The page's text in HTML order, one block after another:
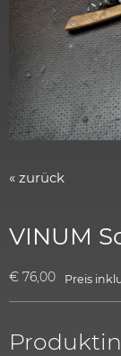
« zurück
VINUM
€ 76,00 Preis